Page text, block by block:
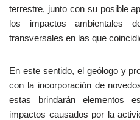
terrestre, junto con su posible
los impactos ambientales
transversales en las que
En este sentido, el geólogo y
con la incorporación de
estas brindarán elementos
impactos causados por la